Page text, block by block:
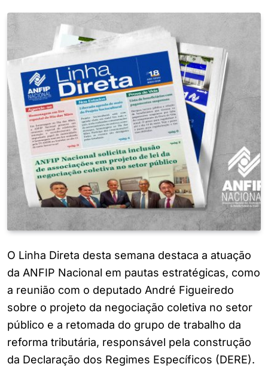
O Linha Direta desta semana destaca a atuação
da ANFIP Nacional em pautas estratégicas, como
a reunião com o deputado André Figueiredo
sobre o projeto da negociação coletiva no setor
público e a retomada do grupo de trabalho da
reforma tributária, responsável pela construção
da Declaração dos Regimes Específicos (DERE).